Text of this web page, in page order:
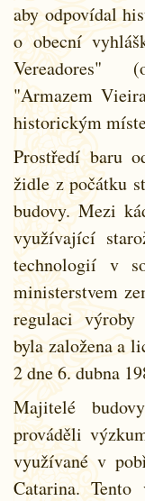
aby odpovídal
o obecní
Vereadores"
"Armazem
historickým
Prostředí baru
židle z počátku
budovy. Mezi
využívající
technologií v
ministerstvem
regulaci výroby
byla založena a
2 dne 6. dubna
Majitelé
prováděli
využívané v
Catarina.